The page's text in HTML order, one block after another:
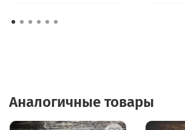
Аналогичные товары